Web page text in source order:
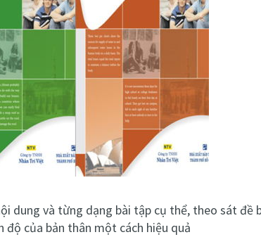
dung và từng dạng bài tập cụ thể, theo sát
của bản thân một cách hiệu quả